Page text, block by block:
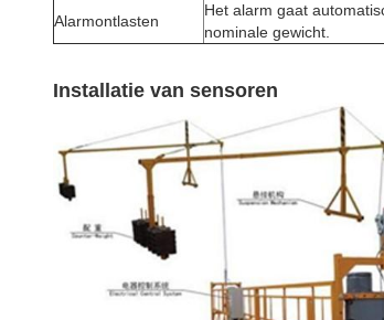
Alarmontlasten
Het alarm gaat
nominale gewicht.
Installatie van sensoren